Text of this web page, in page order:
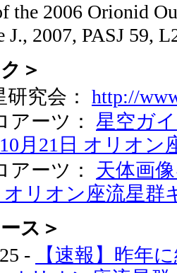
the 2006 Orionid
J., 2007, PASJ 59,
＞
研究会： http://
アーツ： 星空ガ
月21日 オリオン
アーツ： 天体画
オリオン座流星群
ス＞
-
【速報】昨年